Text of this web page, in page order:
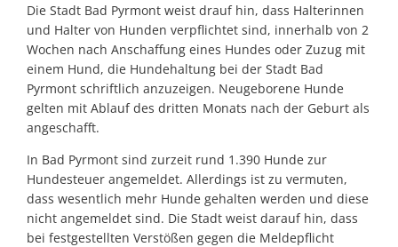
Die Stadt Bad Pyrmont weist drauf hin, dass Halterinnen
und Halter von Hunden verpflichtet sind, innerhalb von 2
Wochen nach Anschaffung eines Hundes oder Zuzug mit
einem Hund, die Hundehaltung bei der Stadt Bad
Pyrmont schriftlich anzuzeigen. Neugeborene Hunde
gelten mit Ablauf des dritten Monats nach der Geburt als
angeschafft.
In Bad Pyrmont sind zurzeit rund 1.390 Hunde zur
Hundesteuer angemeldet. Allerdings ist zu vermuten,
dass wesentlich mehr Hunde gehalten werden und diese
nicht angemeldet sind. Die Stadt weist darauf hin, dass
bei festgestellten Verstößen gegen die Meldepflicht